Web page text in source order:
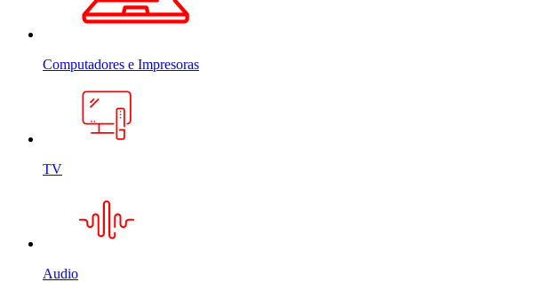
Computadores e Impresoras
TV
Audio